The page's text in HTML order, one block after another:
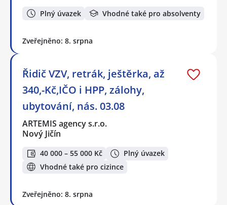
Plný úvazek Vhodné také pro absolventy
Zveřejněno: 8. srpna
Řidič VZV, retrák, ještěrka, až
340,-Kč,IČO i HPP, zálohy,
ubytování, nás. 03.08
ARTEMIS agency s.r.o.
Nový Jičín
40 000 – 55 000 Kč
Plný úvazek
Vhodné také pro cizince
Zveřejněno: 8. srpna